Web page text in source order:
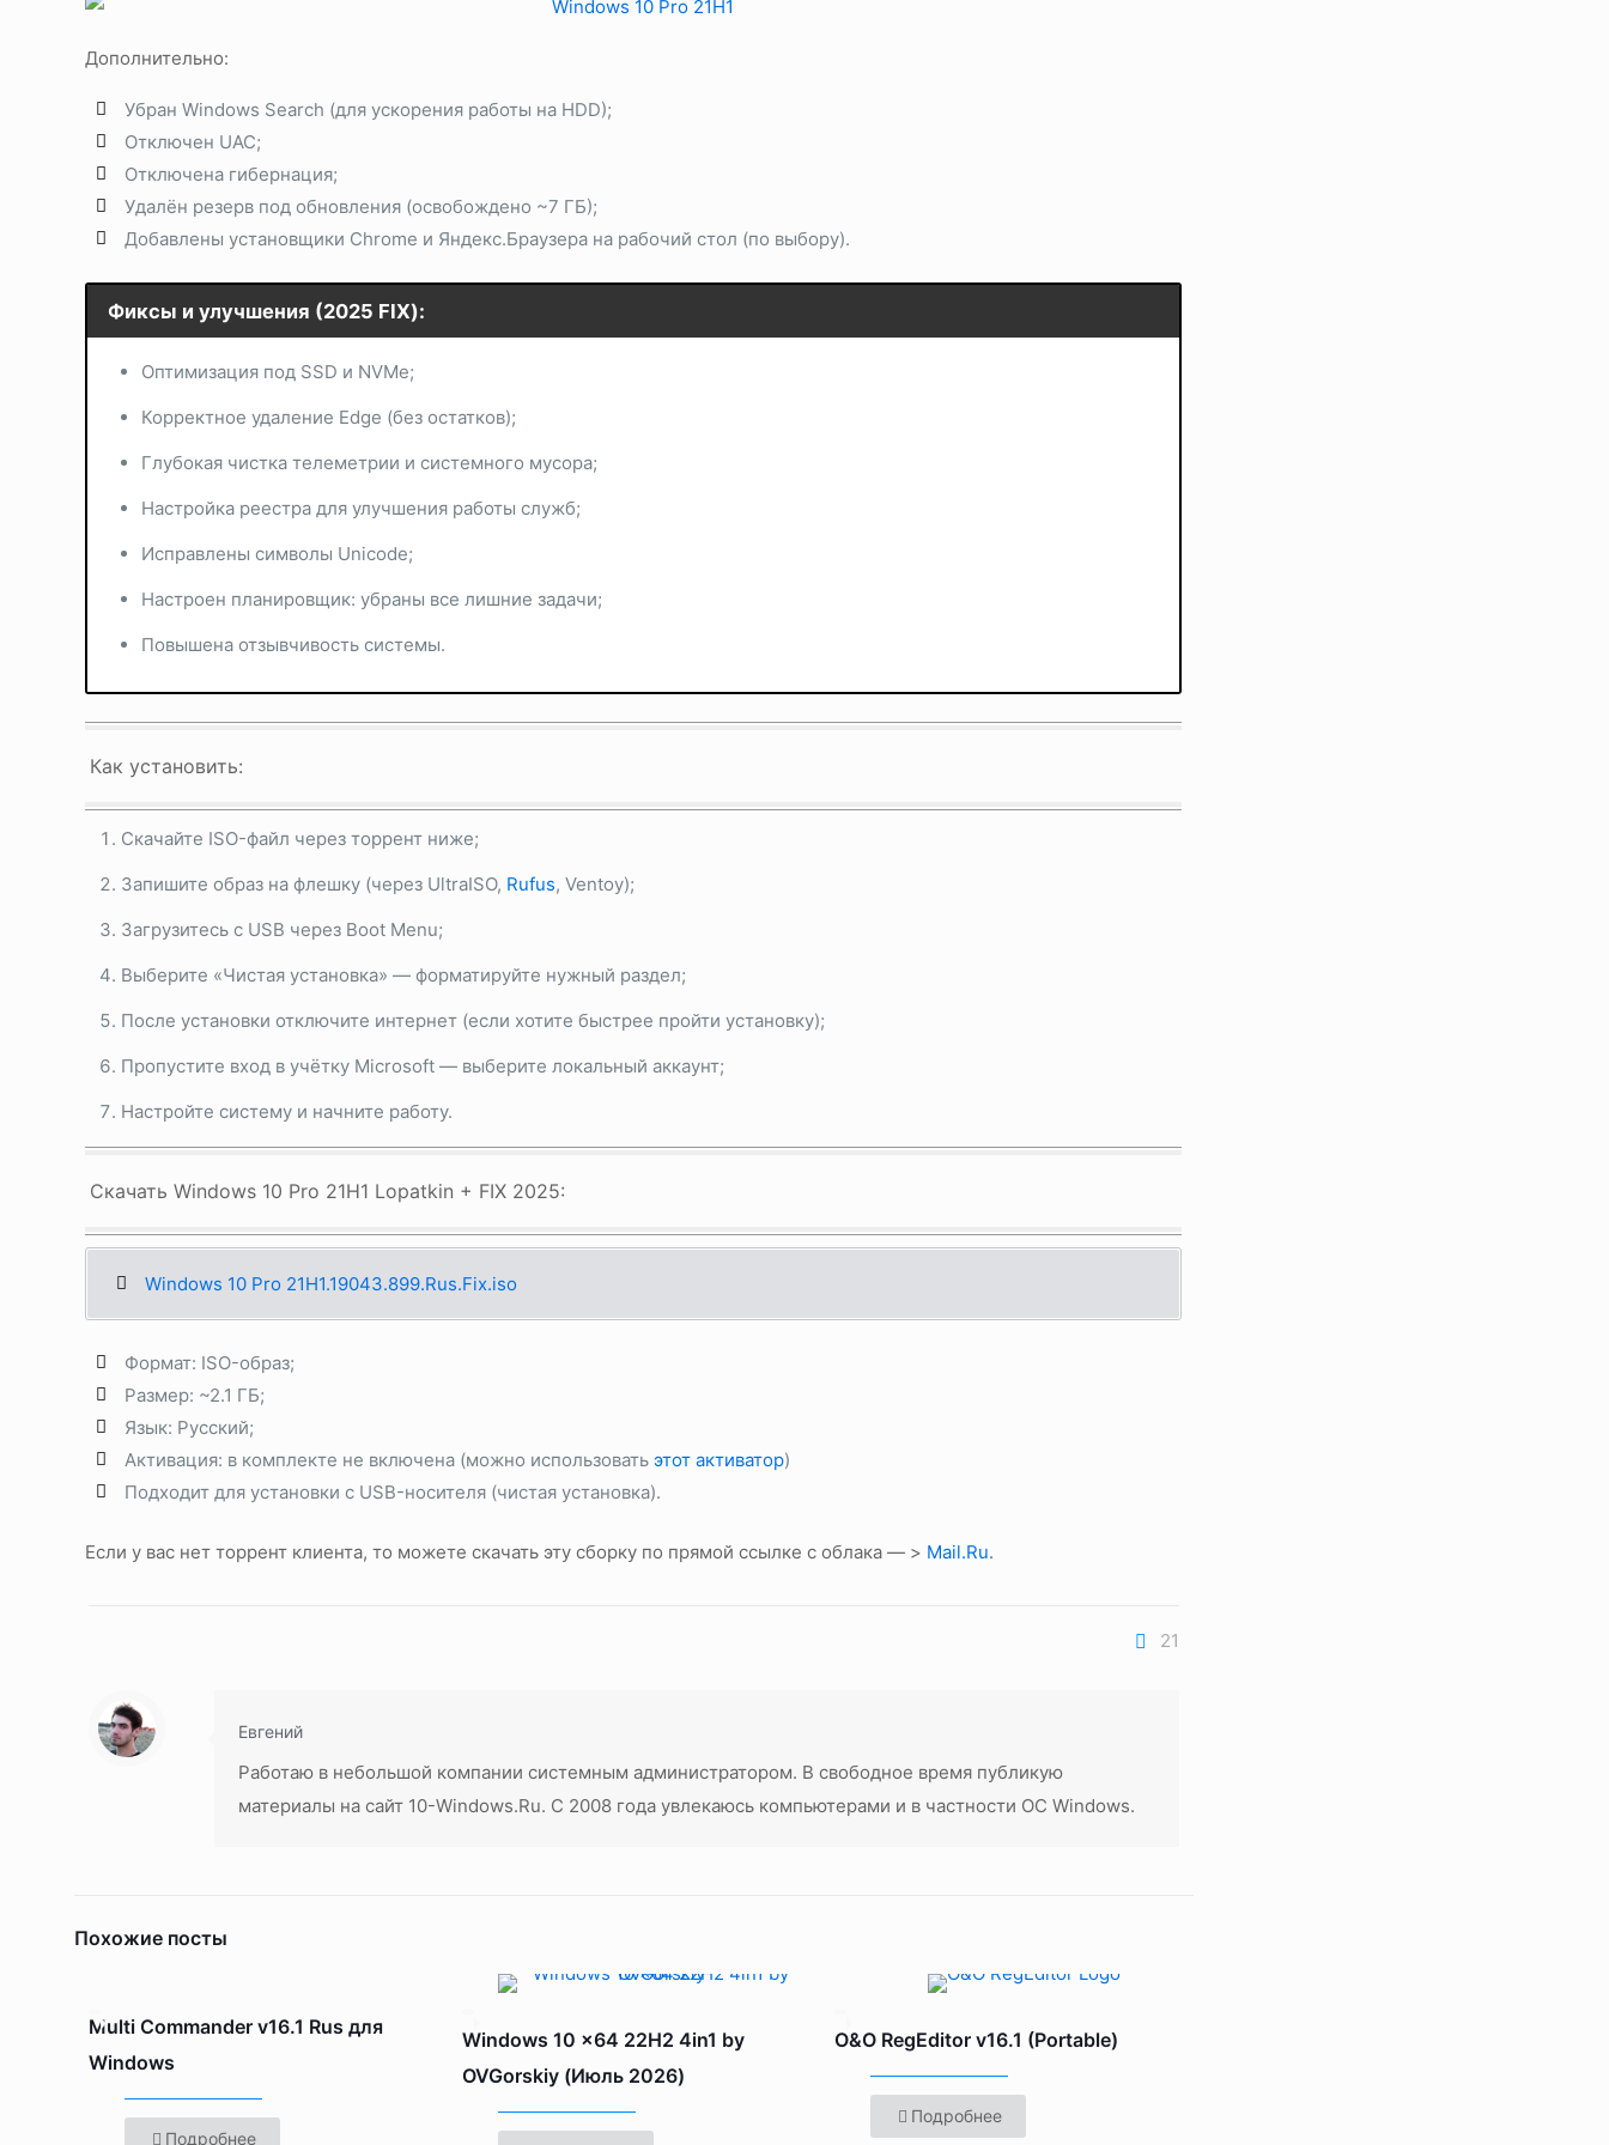
Дополнительно:
Убран Windows Search (для ускорения работы на HDD);
Отключен UAC;
Отключена гибернация;
Удалён резерв под обновления (освобождено ~7 ГБ);
Добавлены установщики Chrome и Яндекс.Браузера на рабочий стол (по выбору).
Фиксы и улучшения (2025 FIX):
Оптимизация под SSD и NVMe;
Корректное удаление Edge (без остатков);
Глубокая чистка телеметрии и системного мусора;
Настройка реестра для улучшения работы служб;
Исправлены символы Unicode;
Настроен планировщик: убраны все лишние задачи;
Повышена отзывчивость системы.
Как установить:
Скачайте ISO-файл через торрент ниже;
Запишите образ на флешку (через UltraISO, Rufus, Ventoy);
Загрузитесь с USB через Boot Menu;
Выберите «Чистая установка» — форматируйте нужный раздел;
После установки отключите интернет (если хотите быстрее пройти установку);
Пропустите вход в учётку Microsoft — выберите локальный аккаунт;
Настройте систему и начните работу.
Скачать Windows 10 Pro 21H1 Lopatkin + FIX 2025:
Windows 10 Pro 21H1.19043.899.Rus.Fix.iso
Формат: ISO-образ;
Размер: ~2.1 ГБ;
Язык: Русский;
Активация: в комплекте не включена (можно использоватьэтот активатор)
Подходит для установки с USB-носителя (чистая установка).
Если у вас нет торрент клиента, то можете скачать эту сборку по прямой ссылке с облака — > Mail.Ru.
21
Евгений
Работаю в небольшой компании системным администратором. В свободное время публикую
материалы на сайт 10-Windows.Ru. С 2008 года увлекаюсь компьютерами и в частности ОС Windows.
Похожие посты
Multi Commander v16.1 Rus для
Windows
Подробнее
Windows 10 x64 22H2 4in1 by
OVGorskiy (Июль 2026)
O&O RegEditor v16.1 (Portable)
Подробнее